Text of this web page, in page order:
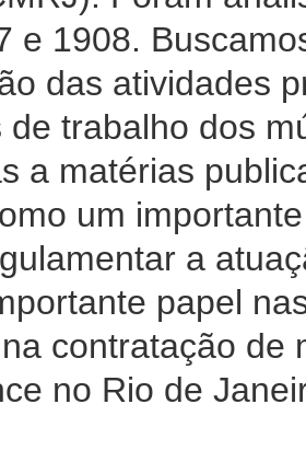
e 1908.
das atividades
de trabalho dos
a matérias
um
a
papel
contratação de
no Rio de